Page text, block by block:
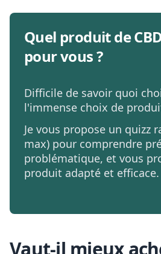
Quel produit de
pour vous ?
Difficile de savoir quoi
l'immense choix de
Je vous propose un quizz
max) pour comprendre
problématique, et vous
produit adapté et efficace.
Vaut-il mieux